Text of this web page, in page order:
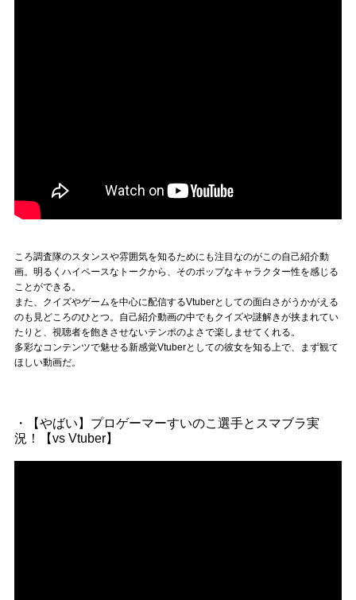
ころ調査隊のスタンスや雰囲気を知るためにも注目なのがこの自己紹介動
画。明るくハイペースなトークから、そのポップなキャラクター性を感じる
ことができる。
また、クイズやゲームを中心に配信するVtuberとしての面白さがうかがえる
のも見どころのひとつ。自己紹介動画の中でもクイズや謎解きが挟まれてい
たりと、視聴者を飽きさせないテンポのよさで楽しませてくれる。
多彩なコンテンツで魅せる新感覚Vtuberとしての彼女を知る上で、まず観て
ほしい動画だ。
・【やばい】プロゲーマーすいのこ選手とスマブラ実
況！【vs Vtuber】